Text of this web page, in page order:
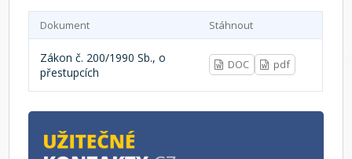
Dokument Stáhnout
Zákon č. 200/1990 Sb., o
přestupcích
DOC pdf